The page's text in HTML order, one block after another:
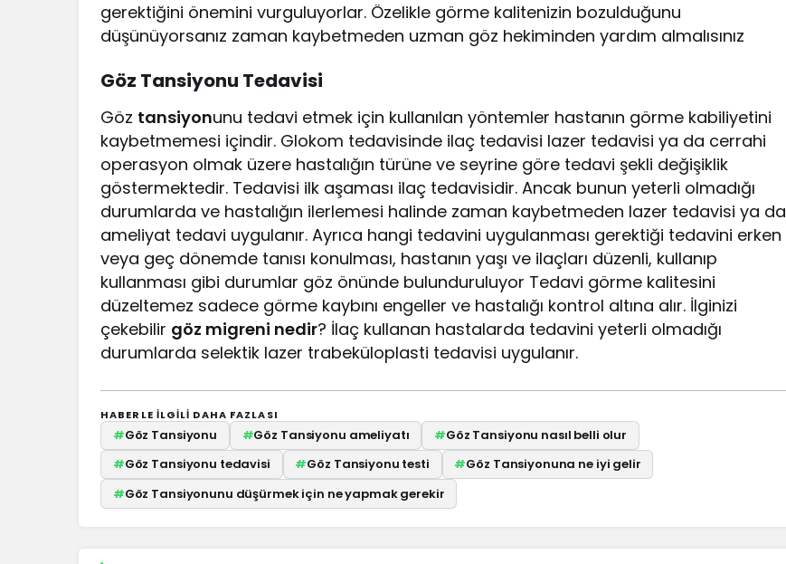
gerektiğini önemini vurguluyorlar. Özelikle görme kalitenizin bozulduğunu
düşünüyorsanız zaman kaybetmeden uzman göz hekiminden yardım almalısınız
Göz Tansiyonu Tedavisi
Göz tansiyonunu tedavi etmek için kullanılan yöntemler hastanın görme kabiliyetini
kaybetmemesi içindir. Glokom tedavisinde ilaç tedavisi lazer tedavisi ya da cerrahi
operasyon olmak üzere hastalığın türüne ve seyrine göre tedavi şekli değişiklik
göstermektedir. Tedavisi ilk aşaması ilaç tedavisidir. Ancak bunun yeterli olmadığı
durumlarda ve hastalığın ilerlemesi halinde zaman kaybetmeden lazer tedavisi ya da
ameliyat tedavi uygulanır. Ayrıca hangi tedavini uygulanması gerektiği tedavini erken
veya geç dönemde tanısı konulması, hastanın yaşı ve ilaçları düzenli, kullanıp
kullanması gibi durumlar göz önünde bulunduruluyor Tedavi görme kalitesini
düzeltemez sadece görme kaybını engeller ve hastalığı kontrol altına alır. İlginizi
çekebilir göz migreni nedir? İlaç kullanan hastalarda tedavini yeterli olmadığı
durumlarda selektik lazer trabeküloplasti tedavisi uygulanır.
HABERLE ILGILI DAHA FAZLASI
#Göz Tansiyonu #Göz Tansiyonu ameliyatı #Göz Tansiyonu nasıl belli olur
#Göz Tansiyonu tedavisi #Göz Tansiyonu testi #Göz Tansiyonuna ne iyi gelir
#Göz Tansiyonunu düşürmek için ne yapmak gerekir